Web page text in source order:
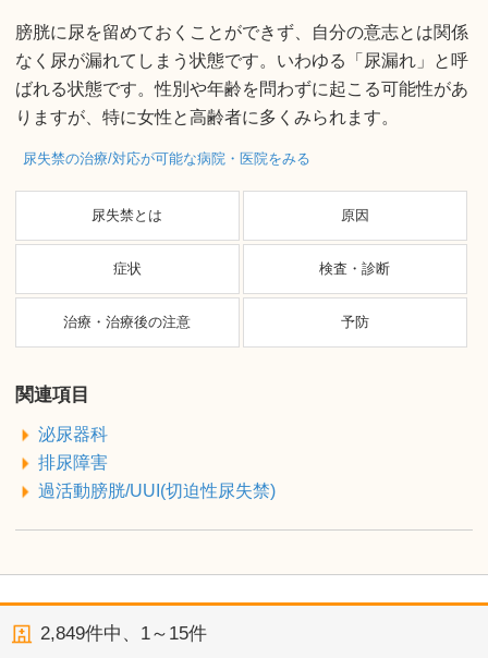
膀胱に尿を留めておくことができず、自分の意志とは関係
なく尿が漏れてしまう状態です。いわゆる「尿漏れ」と呼
ばれる状態です。性別や年齢を問わずに起こる可能性があ
りますが、特に女性と高齢者に多くみられます。
尿失禁の治療/対応が可能な病院・医院をみる
尿失禁とは 原因
症状 検査・診断
治療・治療後の注意 予防
関連項目
泌尿器科
排尿障害
過活動膀胱/UUI(切迫性尿失禁)
2,849件中、 1～15件